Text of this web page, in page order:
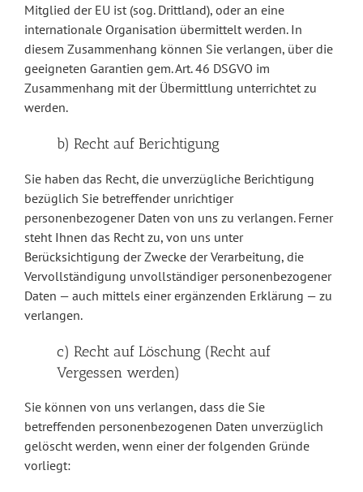
Mitglied der EU ist (sog. Drittland), oder an eine
internationale Organisation übermittelt werden. In
diesem Zusammenhang können Sie verlangen, über die
geeigneten Garantien gem. Art. 46 DSGVO im
Zusammenhang mit der Übermittlung unterrichtet zu
werden.
b) Recht auf Berichtigung
Sie haben das Recht, die unverzügliche Berichtigung
bezüglich Sie betreffender unrichtiger
personenbezogener Daten von uns zu verlangen. Ferner
steht Ihnen das Recht zu, von uns unter
Berücksichtigung der Zwecke der Verarbeitung, die
Vervollständigung unvollständiger personenbezogener
Daten — auch mittels einer ergänzenden Erklärung — zu
verlangen.
c) Recht auf Löschung (Recht auf
Vergessen werden)
Sie können von uns verlangen, dass die Sie
betreffenden personenbezogenen Daten unverzüglich
gelöscht werden, wenn einer der folgenden Gründe
vorliegt: